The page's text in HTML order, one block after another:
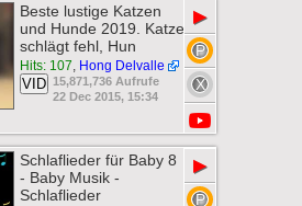
Beste lustige Katzen
und Hunde 2019. Katze
schlägt fehl, Hun
Hits: 107, Hong Delvalle
VID 15,871,736 Aufrufe
22 Dec 2015, 15:34
▶
Schlaflieder für Baby 8
- Baby Musik -
Schlaflieder
▶